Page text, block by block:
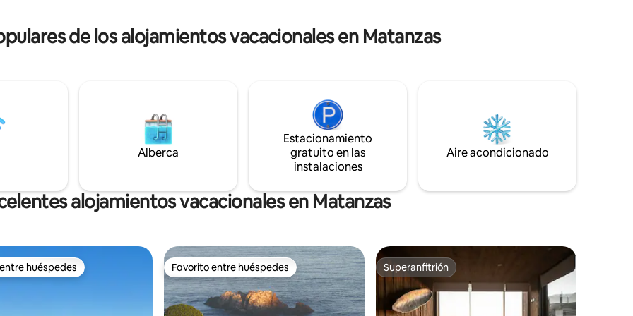
de los alojamientos vacacionales en Matanzas
Alberca
Estacionamiento
gratuito en las
instalaciones
Aire acondicionado
alojamientos vacacionales en Matanzas
huéspedes
huéspedes Favorito entre huéspedes
Favorito entre huéspedes Superanfitrión
Superanfitrión